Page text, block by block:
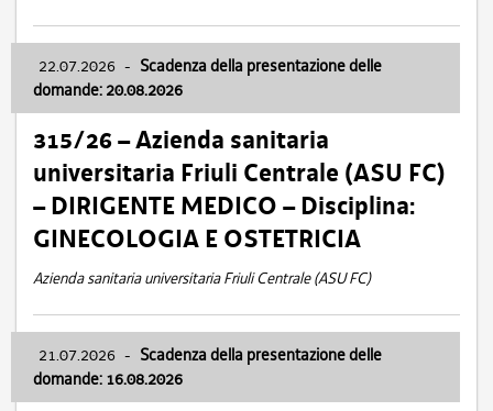
22.07.2026 - Scadenza della presentazione delle
domande: 20.08.2026
315/26 – Azienda sanitaria
universitaria Friuli Centrale (ASU FC)
– DIRIGENTE MEDICO – Disciplina:
GINECOLOGIA E OSTETRICIA
Azienda sanitaria universitaria Friuli Centrale (ASU FC)
21.07.2026 - Scadenza della presentazione delle
domande: 16.08.2026